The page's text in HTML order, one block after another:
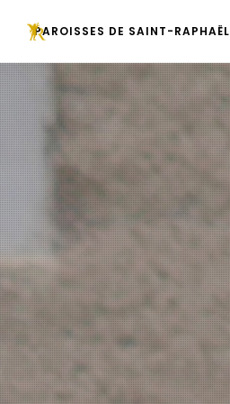
PAROISSES DE SAINT-RAPHAËL